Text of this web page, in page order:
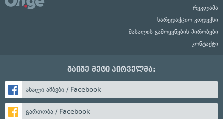
რეკლამა
სარედაქციო კოდექსი
მასალის გამოყენების პირობები
კონტაქტი
გაიგე მეტი პირველმა:
ახალი ამბები / Facebook
გართობა / Facebook